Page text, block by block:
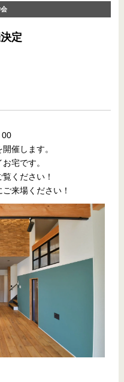
定
催します。
宅です。
ください！
来場ください！